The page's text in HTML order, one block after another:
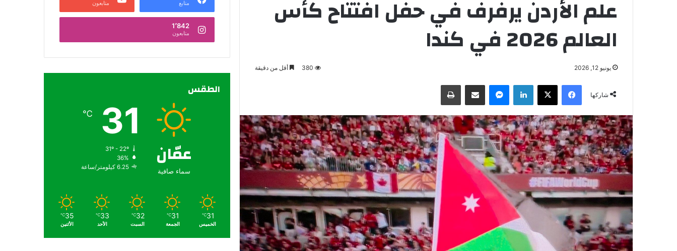
علم الأردن يرفرف في حفل افتتاح كأس
العالم 2026 في كندا
يونيو 12, 2026 380 أقل من دقيقة
شاركها
فيسبوك لينكدإن
متابع متابعون
1٬842
متابعون
الطقس
عمّان
سماء صافية
31
℃
31º - 22º
36%
6.25 كيلومتر/ساعة
31
℃
الخميس
31
℃
الجمعة
32
℃
السبت
33
℃
الأحد
35
℃
الأثنين